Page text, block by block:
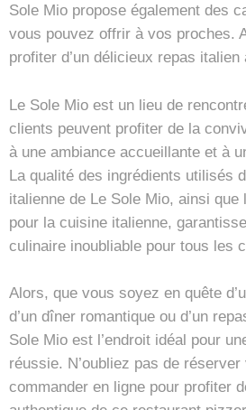
Sole Mio propose également des
vous pouvez offrir à vos proches.
profiter d’un délicieux repas
Le Sole Mio est un lieu de
clients peuvent profiter de la
à une ambiance accueillante et à
La qualité des ingrédients utilisés
italienne de Le Sole Mio, ainsi
pour la cuisine italienne,
culinaire inoubliable pour tous les
Alors, que vous soyez en quête
d’un dîner romantique ou d’un
Sole Mio est l’endroit idéal pour
réussie. N’oubliez pas de
commander en ligne pour profiter